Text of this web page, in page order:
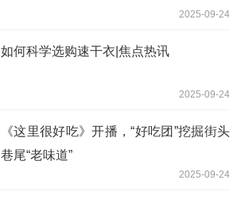
2025-09-24
如何科学选购速干衣|焦点热讯
2025-09-24
《这里很好吃》开播，“好吃团”挖掘街头
巷尾“老味道”
2025-09-24